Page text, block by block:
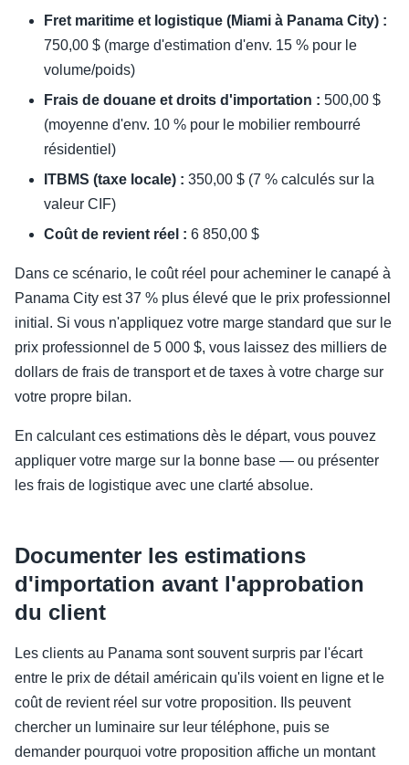
Fret maritime et logistique (Miami à Panama City) :
750,00 $ (marge d'estimation d'env. 15 % pour le
volume/poids)
Frais de douane et droits d'importation : 500,00 $
(moyenne d'env. 10 % pour le mobilier rembourré
résidentiel)
ITBMS (taxe locale) : 350,00 $ (7 % calculés sur la
valeur CIF)
Coût de revient réel : 6 850,00 $
Dans ce scénario, le coût réel pour acheminer le canapé à
Panama City est 37 % plus élevé que le prix professionnel
initial. Si vous n'appliquez votre marge standard que sur le
prix professionnel de 5 000 $, vous laissez des milliers de
dollars de frais de transport et de taxes à votre charge sur
votre propre bilan.
En calculant ces estimations dès le départ, vous pouvez
appliquer votre marge sur la bonne base — ou présenter
les frais de logistique avec une clarté absolue.
Documenter les estimations
d'importation avant l'approbation
du client
Les clients au Panama sont souvent surpris par l'écart
entre le prix de détail américain qu'ils voient en ligne et le
coût de revient réel sur votre proposition. Ils peuvent
chercher un luminaire sur leur téléphone, puis se
demander pourquoi votre proposition affiche un montant